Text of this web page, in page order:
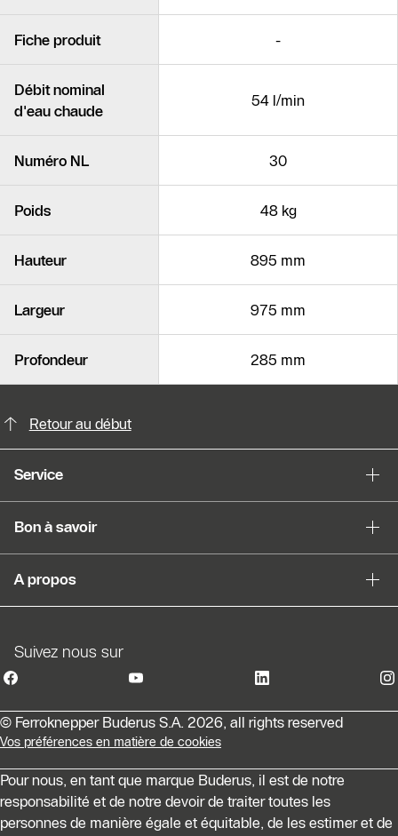
Fiche produit -
Débit nominal
d'eau chaude
54 l/min
Numéro NL 30
Poids 48 kg
Hauteur 895 mm
Largeur 975 mm
Profondeur 285 mm
Slider Cest une galerie dimages
Retour au début
Service
Bon à savoir
A propos
Suivez nous sur
© Ferroknepper Buderus S.A. 2026, all rights reserved
Vos préférences en matière de cookies
Pour nous, en tant que marque Buderus, il est de notre
responsabilité et de notre devoir de traiter toutes les
personnes de manière égale et équitable, de les estimer et de